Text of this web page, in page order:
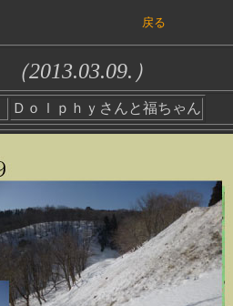
戻る
（2013.03.09.）
Ｄｏｌｐｈｙさんと福ちゃん